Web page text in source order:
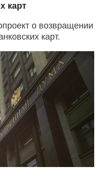
карт
о возвращении
карт.